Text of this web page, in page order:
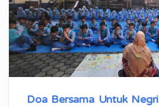
Doa Bersama Untuk Negri